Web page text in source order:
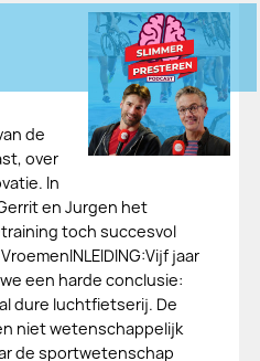
de
over
In
en Jurgen het
toch succesvol
jaar
een harde conclusie:
dure luchtfietserij. De
niet wetenschappelijk
de sportwetenschap